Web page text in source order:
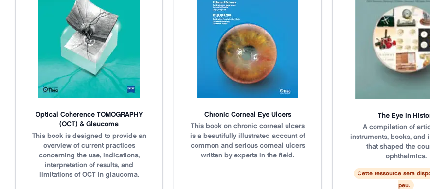
Optical Coherence TOMOGRAPHY
(OCT) & Glaucoma
Title
This book is designed to provide an
overview of current practices
concerning the use, indications,
interpretation of results, and
limitations of OCT in glaucoma.
N/A
Chronic Corneal Eye Ulcers
Title
This book on chronic corneal ulcers
is a beautifully illustrated account of
common and serious corneal ulcers
written by experts in the field.
N/A
The Eye in
A compilation of
instruments, books, and
that shaped the
ophthalmics.
Cette ressource sera
peu.